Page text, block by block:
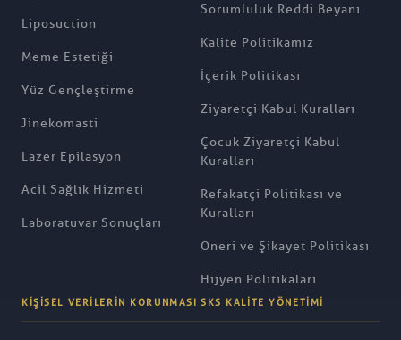
Liposuction
Meme Estetiği
Yüz Gençleştirme
Jinekomasti
Lazer Epilasyon
Acil Sağlık Hizmeti
Laboratuvar Sonuçları
Sorumluluk Reddi Beyanı
Kalite Politikamız
İçerik Politikası
Ziyaretçi Kabul Kuralları
Çocuk Ziyaretçi Kabul
Kuralları
Refakatçi Politikası ve
Kuralları
Öneri ve Şikayet Politikası
Hijyen Politikaları
KIŞISEL VERILERIN KORUNMASI SKS KALITE YÖNETIMI